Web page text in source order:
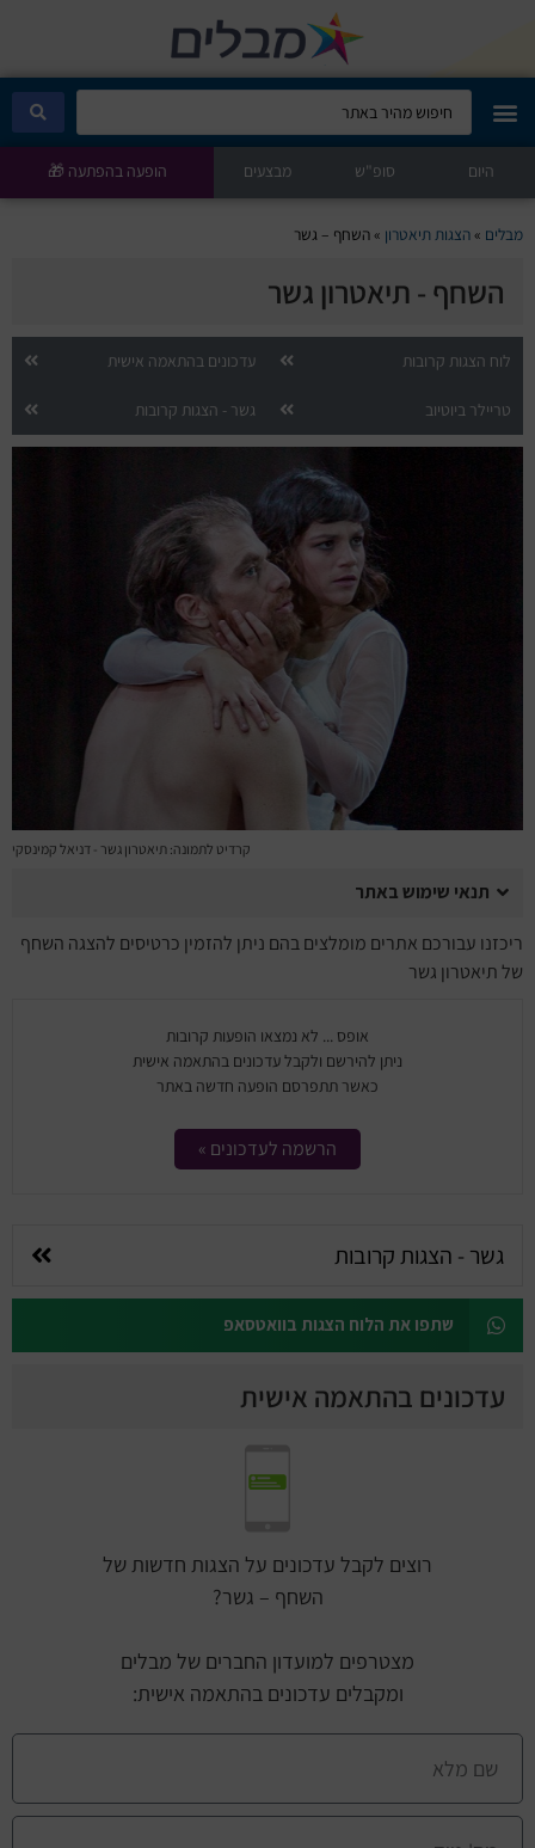
מבלים קלאב
הופעות היום
סטנדאפ
הצגות ילדים
הופעות חיות
היום סופ"ש מבצעים הופעה בהפתעה 🎁
מבלים »הצגות תיאטרון »השחף – גשר
השחף - תיאטרון גשר
לוח הצגות קרובות עדכונים בהתאמה אישית
טריילר ביוטיוב גשר - הצגות קרובות
קרדיט לתמונה: תיאטרון גשר - דניאל קמינסקי
תנאי שימוש באתר
ריכזנו עבורכם אתרים מומלצים בהם ניתן להזמין כרטיסים להצגה השחף
של תיאטרון גשר
אופס ... לא נמצאו הופעות קרובות
ניתן להירשם ולקבל עדכונים בהתאמה אישית
כאשר תתפרסם הופעה חדשה באתר
הרשמה לעדכונים »
גשר - הצגות קרובות
שתפו את הלוח הצגות בוואטסאפ
עדכונים בהתאמה אישית
רוצים לקבל עדכונים על הצגות חדשות של
השחף – גשר?
מצטרפים למועדון החברים של מבלים
ומקבלים עדכונים בהתאמה אישית: